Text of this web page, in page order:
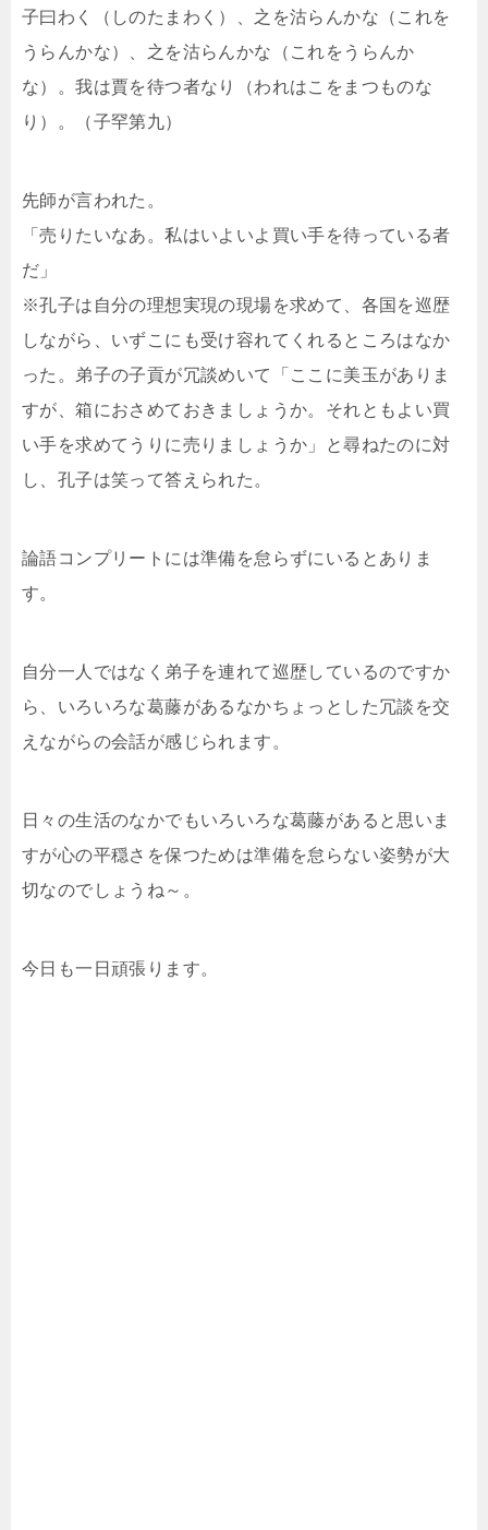
子曰わく（しのたまわく）、之を沽らんかな（これを
うらんかな）、之を沽らんかな（これをうらんか
な）。我は賈を待つ者なり（われはこをまつものな
り）。（子罕第九）
先師が言われた。
「売りたいなあ。私はいよいよ買い手を待っている者
だ」
※孔子は自分の理想実現の現場を求めて、各国を巡歴
しながら、いずこにも受け容れてくれるところはなか
った。弟子の子貢が冗談めいて「ここに美玉がありま
すが、箱におさめておきましょうか。それともよい買
い手を求めてうりに売りましょうか」と尋ねたのに対
し、孔子は笑って答えられた。
論語コンプリートには準備を怠らずにいるとありま
す。
自分一人ではなく弟子を連れて巡歴しているのですか
ら、いろいろな葛藤があるなかちょっとした冗談を交
えながらの会話が感じられます。
日々の生活のなかでもいろいろな葛藤があると思いま
すが心の平穏さを保つためは準備を怠らない姿勢が大
切なのでしょうね～。
今日も一日頑張ります。